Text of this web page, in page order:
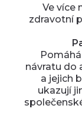
Ve více
zdravotní
návratu do
a jejich
ukazují